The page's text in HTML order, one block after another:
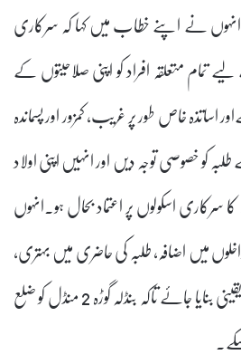
نے اپنے خطاب میں کہا کہ سرکاری
تمام متعلقہ افراد کو اپنی صلاحیتوں کے
اساتذہ خاص طور پر غریب، کمزور اور پسماندہ
کو خصوصی توجہ دیں اور انہیں اپنی اولاد
سرکاری اسکولوں پر اعتماد بحال ہو۔انہوں
میں اضافہ، طلبہ کی حاضری میں بہتری،
اور معیاری تعلیم کی فراہمی کو یقینی بنایا جائے تاکہ بنڈلہ گوڑہ 2 منڈل کو ضلع